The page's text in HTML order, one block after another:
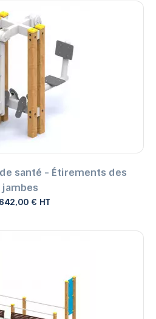
santé - Étirements des
jambes
€ HT